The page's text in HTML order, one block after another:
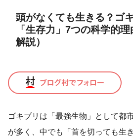
頭がなくても生きる？ゴ
「生存力」7つの科学的
解説）
ゴキブリは「最強生物」として都
が多く、中でも「首を切っても生